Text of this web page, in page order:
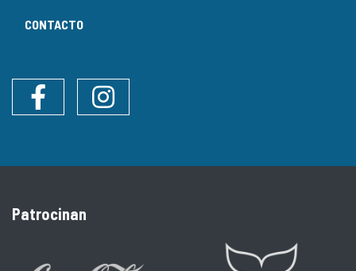
CONTACTO
Instagram
Patrocinan